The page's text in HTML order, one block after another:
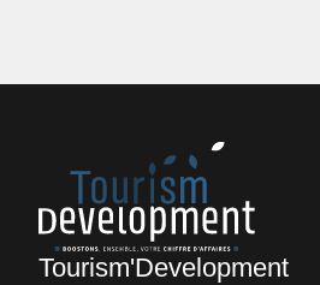
Tourism'Development